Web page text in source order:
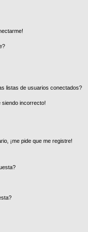
listas de usuarios conectados?
siendo incorrecto!
¡me pide que me registre!